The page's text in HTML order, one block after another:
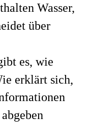
Wasser,
über
es, wie
erklärt sich,